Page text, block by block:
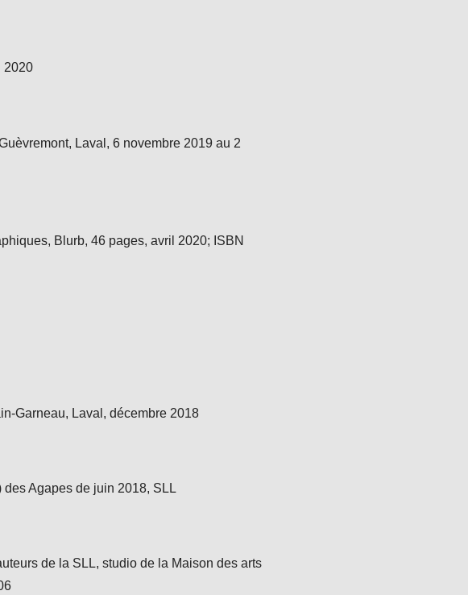
2020
Laval, 6 novembre 2019 au 2
Blurb, 46 pages, avril 2020; ISBN
Garneau, Laval, décembre 2018
Agapes de juin 2018, SLL
de la SLL, studio de la Maison des arts